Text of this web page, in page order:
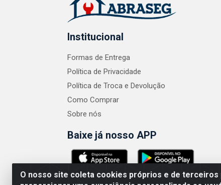
O nosso site coleta cookies próprios e de terceiros
Institucional
Formas de Entrega
Política de Privacidade
Política de Troca e Devolução
Como Comprar
Sobre nós
Baixe já nosso APP